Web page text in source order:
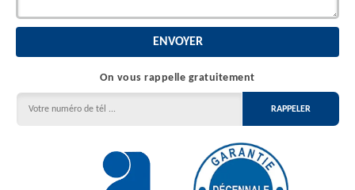
On vous rappelle gratuitement